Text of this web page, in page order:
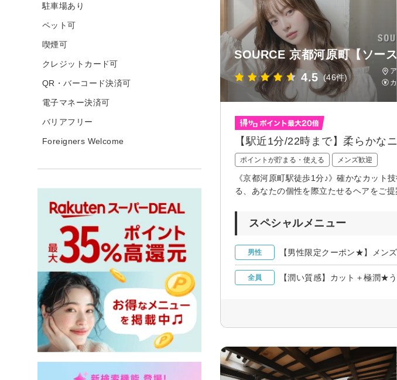
SOURCE 京都河原町【ソー
4.5 (46件)
【駅近1分/22時まで】柔らかな
ポイントが貯まる・使える メンズ歓迎
《京都河原町駅徒歩1分♪》確かなカット
る、あなたの個性を際立たせるヘアをご
スペシャルメニュー
男性 【男性限定クーポン★】メン
全員 【潤い質感】カット＋極潤★
駐車場あり
ペット可
喫煙可
クレジットカード可
QR・バーコード決済可
電子マネー決済可
バリアフリー
Foreigners Welcome